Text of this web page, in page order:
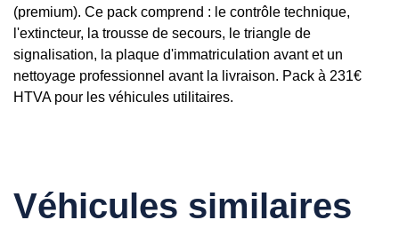
(premium). Ce pack comprend : le contrôle technique,
l'extincteur, la trousse de secours, le triangle de
signalisation, la plaque d'immatriculation avant et un
nettoyage professionnel avant la livraison. Pack à 231€
HTVA pour les véhicules utilitaires.
Véhicules similaires